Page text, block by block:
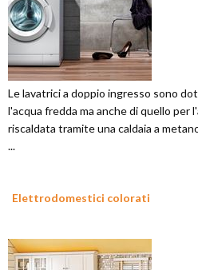
Le lavatrici a doppio ingresso sono
l'acqua fredda ma anche di quello per
riscaldata tramite una caldaia a
...
Elettrodomestici colorati